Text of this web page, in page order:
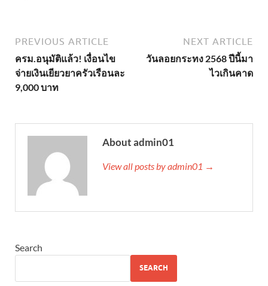
PREVIOUS ARTICLE
ครม.อนุมัติแล้ว! เงื่อนไข
จ่ายเงินเยียวยาครัวเรือนละ
9,000 บาท
NEXT ARTICLE
วันลอยกระทง 2568 ปีนี้มา
ไวเกินคาด
About admin01
View all posts by admin01 →
Search
SEARCH